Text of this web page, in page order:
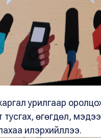
урилгаар
өгөгдөл,
илэрхийллээ.